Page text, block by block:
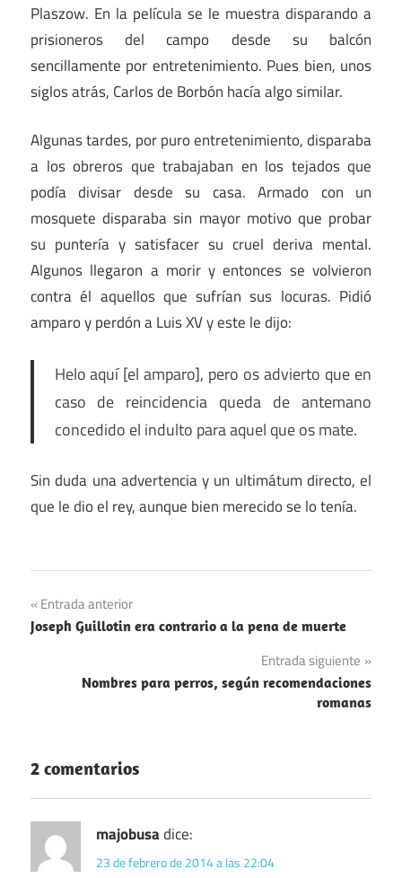
Plaszow. En la película se le muestra disparando a
prisioneros del campo desde su balcón
sencillamente por entretenimiento. Pues bien, unos
siglos atrás, Carlos de Borbón hacía algo similar.
Algunas tardes, por puro entretenimiento, disparaba
a los obreros que trabajaban en los tejados que
podía divisar desde su casa. Armado con un
mosquete disparaba sin mayor motivo que probar
su puntería y satisfacer su cruel deriva mental.
Algunos llegaron a morir y entonces se volvieron
contra él aquellos que sufrían sus locuras. Pidió
amparo y perdón a Luis XV y este le dijo:
Helo aquí [el amparo], pero os advierto que en
caso de reincidencia queda de antemano
concedido el indulto para aquel que os mate.
Sin duda una advertencia y un ultimátum directo, el
que le dio el rey, aunque bien merecido se lo tenía.
Navegación
de
entradas
Entrada anterior
Joseph Guillotin era contrario a la pena de muerte
Entrada siguiente
Nombres para perros, según recomendaciones
romanas
2 comentarios
majobusadice:
23 de febrero de 2014 a las 22:04